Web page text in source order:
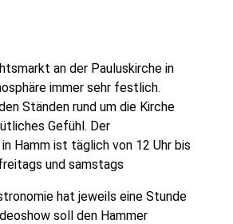
an der Pauluskirche in
immer sehr festlich.
Ständen rund um die Kirche
Gefühl. Der
Hamm ist täglich von 12 Uhr bis
und samstags
hat jeweils eine Stunde
soll den Hammer